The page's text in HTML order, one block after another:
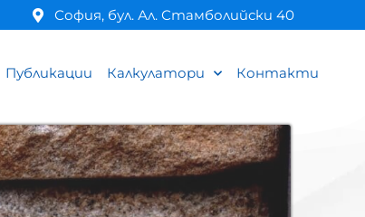
София, бул. Ал. Стамболийски 40
Публикации Калкулатори Контакти